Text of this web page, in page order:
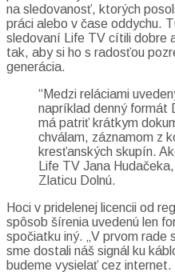
na sledovanosť, ktorých
práci alebo v čase oddychu.
sledovaní Life TV cítili dobre
tak, aby si ho s radosťou
generácia.
“Medzi reláciami
napríklad denný formát
má patriť krátkym
chválam, záznamom z
kresťanských skupín.
Life TV Jana
Zlaticu Dolnú.
Hoci v pridelenej licencii od
spôsob šírenia uvedenú len
spočiatku iný. „V prvom rade
sme dostali náš signál ku
budeme vysielať cez